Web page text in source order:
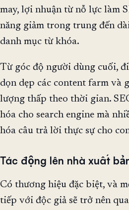
may, lợi nhuận từ nỗ lực làm
năng giảm trong trung đến
danh mục từ khóa.
Từ góc độ người dùng cuối,
dọn dẹp các content farm và
lượng thấp theo thời gian.
hóa cho search engine mà
hóa câu trả lời thực sự cho
Tác động lên nhà xuất
Có thương hiệu đặc biệt, và
tiếp với độc giả sẽ trở nên